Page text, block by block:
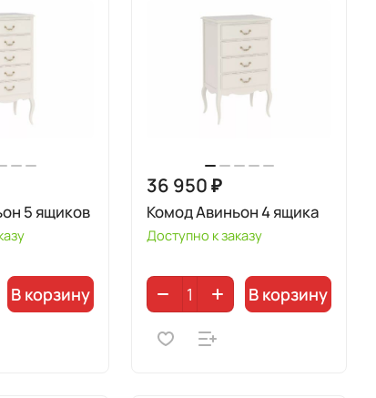
5 ящиков
В корзину
36 950 ₽
Комод Авиньон 4 ящика
Доступно к заказу
В корзину